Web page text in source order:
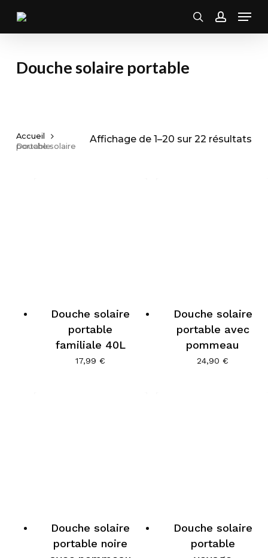
main
Douche solaire portable
Affichage de 1–20 sur 22 résultats
Accueil
Douche solaire portable
Douche solaire
portable
familiale 40L
17,99€
Douche solaire
portable avec
pommeau
24,90€
Douche solaire
portable noire
Douche solaire
portable